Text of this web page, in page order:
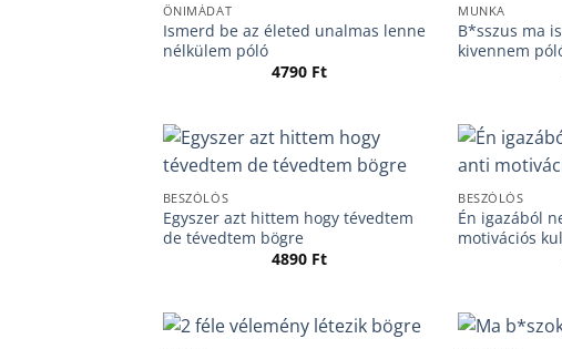
ÖNIMÁDAT
Ismerd be az életed unalmas lenne
nélkülem póló
4790 Ft
MUNKA
B*sszus ma
kivennem
BESZÓLÓS
Egyszer azt hittem hogy tévedtem
de tévedtem bögre
4890 Ft
BESZÓLÓS
Én igazából
motivációs